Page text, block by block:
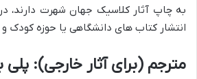
به چاپ آثار کلاسیک جهان شهرت دارند،
انتشار کتاب های دانشگاهی یا حوزه کودک
مترجم (برای آثار خارجی): پلی